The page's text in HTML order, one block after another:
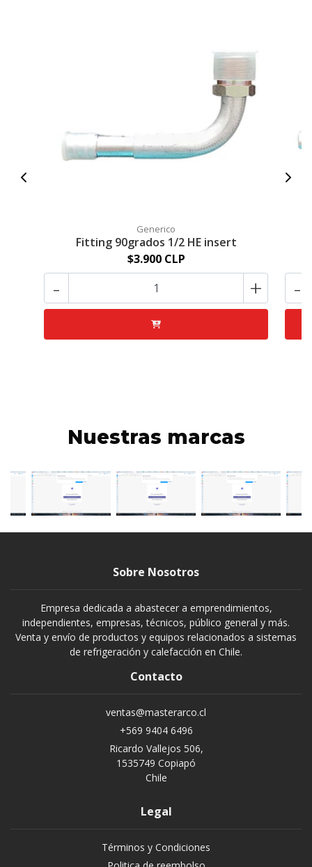
Generico
Fitting 90grados 1/2 HE insert
$3.900 CLP
- + -
Nuestras marcas
Sobre Nosotros
Empresa dedicada a abastecer a emprendimientos,
independientes, empresas, técnicos, público general y más.
Venta y envío de productos y equipos relacionados a sistemas
de refrigeración y calefacción en Chile.
Contacto
ventas@masterarco.cl
+569 9404 6496
Ricardo Vallejos 506,
1535749 Copiapó
Chile
Legal
Términos y Condiciones